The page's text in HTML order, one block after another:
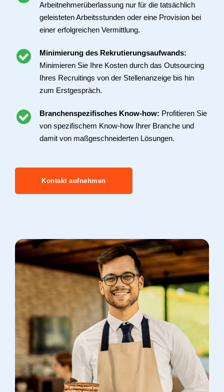
Arbeitnehmerüberlassung nur für die tatsächlich
geleisteten Arbeitsstunden oder eine Provision bei
einer erfolgreichen Vermittlung.
Minimierung des Rekrutierungsaufwands:
Minimieren Sie Ihre Kosten durch das Outsourcing
Ihres Recruitings von der Stellenanzeige bis hin
zum Erstgespräch.
Branchenspezifisches Know-how: Profitieren Sie
von spezifischem Know-how Ihrer Branche und
damit von maßgeschneiderten Lösungen.
Kontakt aufnehmen